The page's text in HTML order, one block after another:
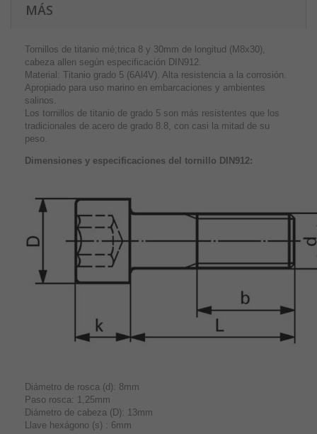
MÁS
Tornillos de titanio mé;trica 8 y 30mm de longitud (M8x30),
cabeza allen según especificación DIN912.
Material: Titanio grado 5 (6Al4V). Alta resistencia a la corrosión.
Apropiado para uso marino en embarcaciones y ambientes
salinos.
Los tornillos de titanio de grado 5 son más resistentes que los
tradicionales de acero de grado 8.8, con casi la mitad de su
peso.
Dimensiones y especificaciones del tornillo DIN912:
Diámetro de rosca (d): 8mm
Paso rosca: 1,25mm
Diámetro de cabeza (D): 13mm
Llave hexágono (s) : 6mm